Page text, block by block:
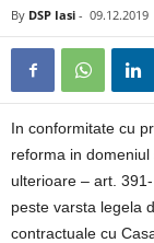
By DSP Iasi - 09.12.2019
In conformitate cu
reforma in
ulterioare – art.
peste varsta legela
contractuale cu